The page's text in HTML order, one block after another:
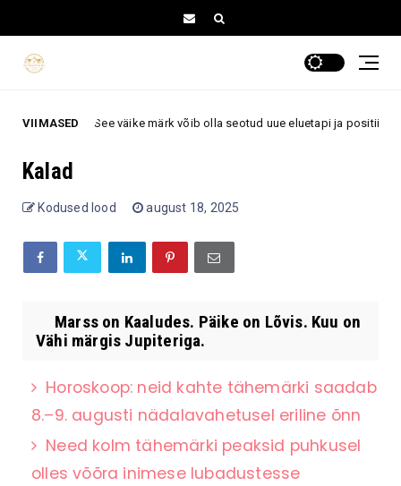
VIIMASED
välisuksel? See väike märk võib olla seotud uue eluetapi ja positiivsete
Kalad
Kodused lood august 18, 2025
Marss on Kaaludes. Päike on Lõvis. Kuu on
Vähi märgis Jupiteriga.
Horoskoop: neid kahte tähemärki saadab
8.–9. augusti nädalavahetusel eriline õnn
Need kolm tähemärki peaksid puhkusel
olles võõra inimese lubadustesse